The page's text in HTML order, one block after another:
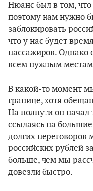
Нюанс был в том,
поэтому нам нужно
заблокировать
что у нас будет
пассажиров. Однако
всем нужным
В какой-то момент
границе, хотя
На полпути он начал
ссылаясь на
долгих переговоров
российских рублей
больше, чем мы
довезли быстро.